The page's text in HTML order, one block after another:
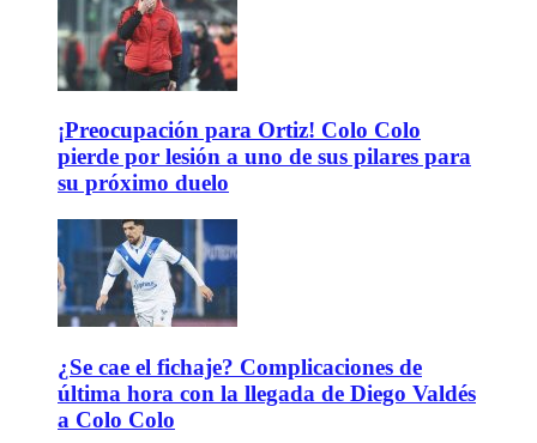
¡Preocupación para Ortiz! Colo Colo
pierde por lesión a uno de sus pilares para
su próximo duelo
¿Se cae el fichaje? Complicaciones de
última hora con la llegada de Diego Valdés
a Colo Colo